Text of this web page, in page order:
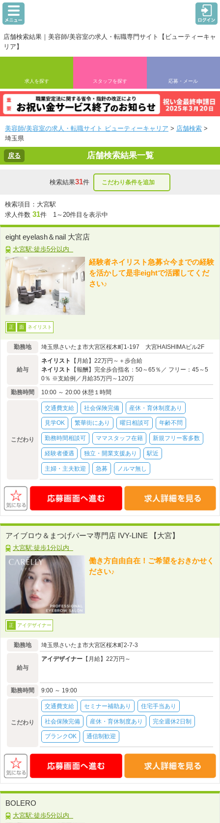
店舗検索結果｜美容師/美容室の求人・転職専門サイト【ビューティーキャ
リア】
求人を探す スタッフを探す 応募・メール
美容師/美容室の求人・転職サイト ビューティーキャリア > 店舗検索 >
埼玉県
戻る 店舗検索結果一覧
検索結果31件 こだわり条件を追加
検索項目：大宮駅
求人件数 31件 1～20件目を表示中
eight eyelash＆nail 大宮店
大宮駅:徒歩5分以内
経験者ネイリスト急募☆今までの経験
を活かして是非eightで活躍してくだ
さい♪
正 面 ネイリスト
勤務地 埼玉県さいたま市大宮区桜木町1-197 大宮HAISHIMAビル2F
給与
ネイリスト
【月給】22万円～＋歩合給
ネイリスト
【報酬】完全歩合指名：50～65％／ フリー：45～5
0％ ※支給例／月給35万円～120万
勤務時間
10:00 ～ 20:00 休憩１時間
こだわり
交通費支給 社会保険完備 産休・育休制度あり
見学OK 繁華街にあり 曜日相談可 年齢不問
勤務時間相談可 ママスタッフ在籍 新規フリー客多数
経験者優遇 独立・開業支援あり 駅近
主婦・主夫歓迎 急募 ノルマ無し
アイブロウ＆まつげパーマ専門店 IVY-LINE 【大宮】
大宮駅:徒歩1分以内
働き方自由自在！ご希望をおきかせく
ださい♪
正 アイデザイナー
勤務地 埼玉県さいたま市大宮区桜木町2‐7‐3
給与
アイデザイナー 【月給】22万円～
勤務時間 9:00 ～ 19:00
こだわり
交通費支給 セミナー補助あり 住宅手当あり
社会保険完備 産休・育休制度あり 完全週休2日制
ブランクOK 通信制歓迎
BOLERO
大宮駅:徒歩5分以内